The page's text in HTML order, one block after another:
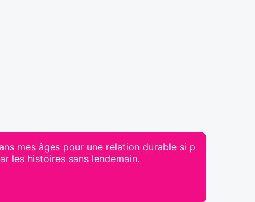
mes âges pour une relation durable si p
les histoires sans lendemain.